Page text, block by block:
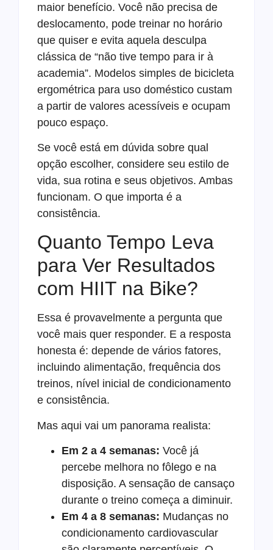
maior benefício. Você não precisa de
deslocamento, pode treinar no horário
que quiser e evita aquela desculpa
clássica de “não tive tempo para ir à
academia”. Modelos simples de bicicleta
ergométrica para uso doméstico custam
a partir de valores acessíveis e ocupam
pouco espaço.
Se você está em dúvida sobre qual
opção escolher, considere seu estilo de
vida, sua rotina e seus objetivos. Ambas
funcionam. O que importa é a
consistência.
Quanto Tempo Leva
para Ver Resultados
com HIIT na Bike?
Essa é provavelmente a pergunta que
você mais quer responder. E a resposta
honesta é: depende de vários fatores,
incluindo alimentação, frequência dos
treinos, nível inicial de condicionamento
e consistência.
Mas aqui vai um panorama realista:
Em 2 a 4 semanas: Você já
percebe melhora no fôlego e na
disposição. A sensação de cansaço
durante o treino começa a diminuir.
Em 4 a 8 semanas: Mudanças no
condicionamento cardiovascular